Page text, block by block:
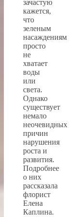
зачастую
кажется,
что
зеленым
насаждениям
просто
не
хватает
воды
или
света.
Однако
существует
немало
неочевидных
причин
нарушения
роста и
развития.
Подробнее
о них
рассказала
флорист
Елена
Каплина.